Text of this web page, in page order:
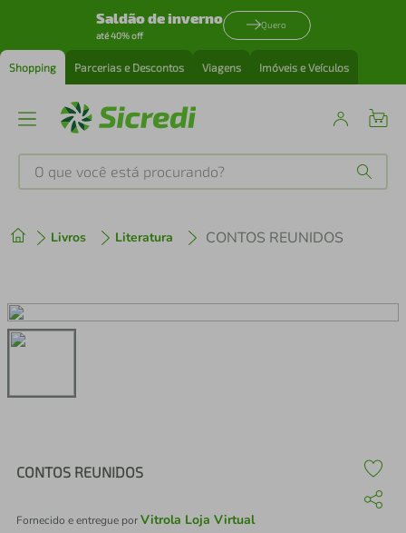
Saldão de inverno
até 40% off
Quero
Shopping Parcerias e Descontos Viagens Imóveis e Veículos
O que você está procurando?
Livros Literatura CONTOS REUNIDOS
CONTOS REUNIDOS
Fornecido e entregue porVitrola Loja Virtual
2º cafeteira